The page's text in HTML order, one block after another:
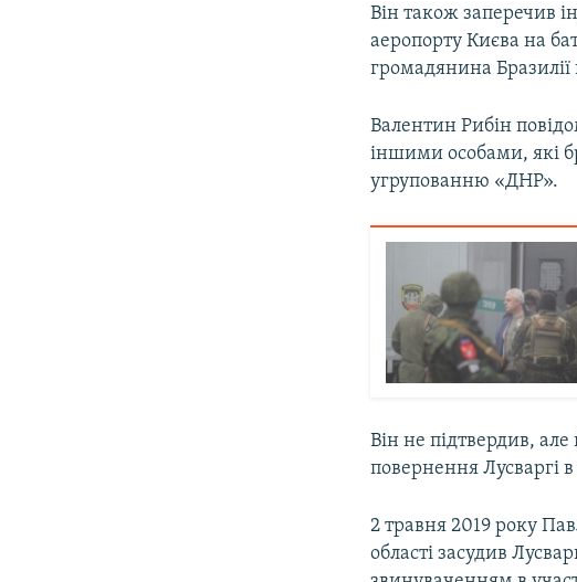
Він також заперечив
аеропорту Києва на
громадянина Бразилії
Валентин Рибін
іншими особами, які
угрупованню «ДНР».
Він не підтвердив,
повернення Лусваргі
2 травня 2019 року
області засудив